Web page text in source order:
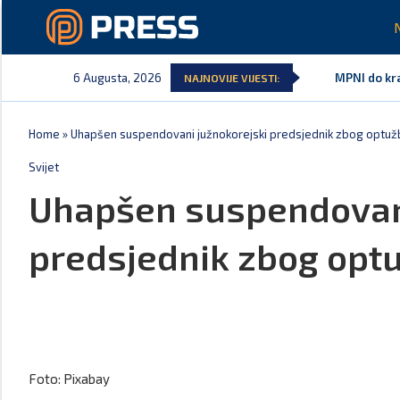
6 Augusta, 2026 NAJNOVIJE VIJESTI:
MPNI do
U
MCP
Andrić:
Spajić:
Vučić
Home »Uhapšen suspendovani južnokorejski predsjednik zbog
Svijet
Uhapšen
predsjednik zbog
Foto: Pixabay